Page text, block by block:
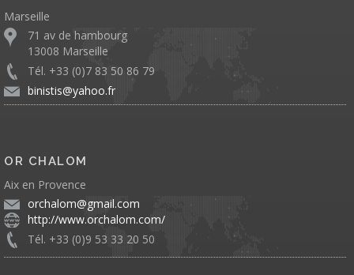
Marseille
71 av de hambourg
13008 Marseille
Tél. +33 (0)7 83 50 86 79
binistis@yahoo.fr
OR CHALOM
Aix en Provence
orchalom@gmail.com
http://www.orchalom.com/
Tél. +33 (0)9 53 33 20 50